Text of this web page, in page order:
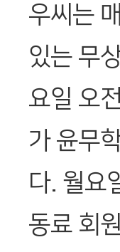
우씨는
있는 무
요일 오
가 윤무
다. 월요
동료 회